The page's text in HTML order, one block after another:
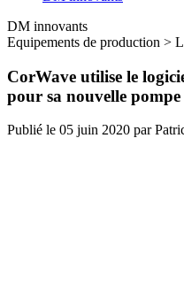
DM innovants
Equipements de production >
CorWave utilise le
pour sa nouvelle
Publié le 05 juin 2020 par